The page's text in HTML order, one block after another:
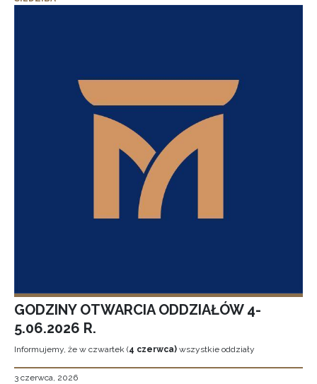
GODZINY OTWARCIA ODDZIAŁÓW 4-
5.06.2026 R.
Informujemy, że w czwartek (4 czerwca) wszystkie oddziały
3 czerwca, 2026